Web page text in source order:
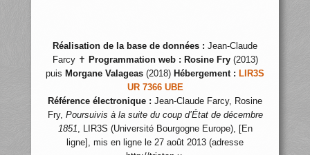
Réalisation de la base de données : Jean-Claude
Farcy ✝ Programmation web : Rosine Fry(2013)
puis Morgane Valageas (2018) Hébergement : LIR3S
UR 7366 UBE
Référence électronique : Jean-Claude Farcy, Rosine
Fry, Poursuivis à la suite du coup d’État de décembre
1851, LIR3S (Université Bourgogne Europe), [En
ligne], mis en ligne le 27 août 2013 (adresse